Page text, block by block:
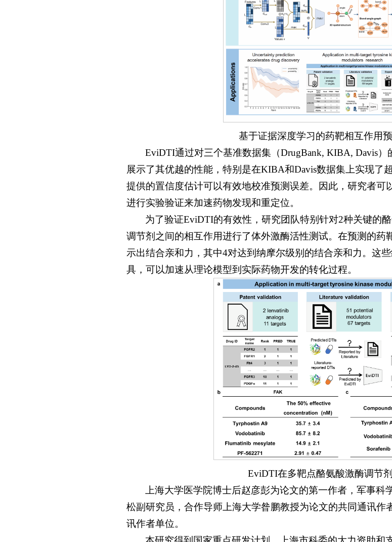
基于证据深度学习的药靶相互作用
EviDTI通过对三个基准数据集（DrugBank, KIBA, Davis）
展示了其优越的性能，特别是在KIBA和Davis数据集上实现了
提供的置信度估计可以有效地校准预测误差。因此，研究者可
进行实验验证来加速药物发现和重定位。
为了验证EviDTI的有效性，研究团队特别针对2种关键的
调节剂之间的相互作用进行了体外激酶活性测试。在预测的药
示出结合亲和力，其中4对达到纳摩尔级别的结合亲和力。这
具，可以加速从理论模型到实际药物开发的转化过程。
EviDTI在多靶点酪氨酸激酶调节
上海大学医学院博士后赵彦彭为论文的第一作者，军事
松副研究员，合作导师上海大学昝鹏教授为论文的共同通讯作
讯作者单位。